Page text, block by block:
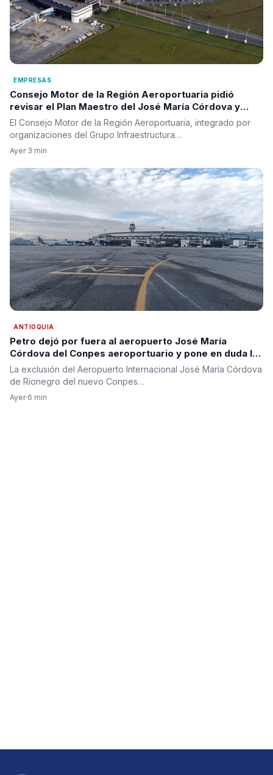
EMPRESAS
Consejo Motor de la Región Aeroportuaria pidió
revisar el Plan Maestro del José María Córdova y
reclamó una visión integral para la infraestructura
aérea del país
El Consejo Motor de la Región Aeroportuaria, integrado por
organizaciones del Grupo Infraestructura…
Ayer·3 min
ANTIOQUIA
Petro dejó por fuera al aeropuerto José María
Córdova del Conpes aeroportuario y pone en duda la
segunda pista para Antioquia
La exclusión del Aeropuerto Internacional José María Córdova
de Rionegro del nuevo Conpes…
Ayer·6 min